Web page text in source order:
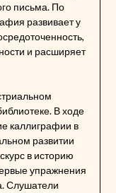
письма. По
развивает у
и расширяет
В ходе
каллиграфии в
развитии
в историю
упражнения
Слушатели